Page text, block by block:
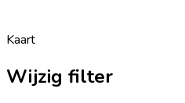
Kaart
Wijzig filter